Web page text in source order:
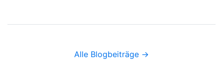
Alle Blogbeiträge →